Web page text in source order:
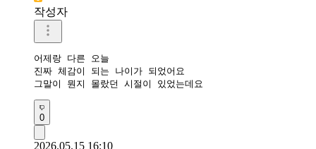
작성자
어제랑 다른 오늘
진짜 체감이 되는 나이가 되었어요
그말이 뭔지 몰랐던 시절이 있었는데요
0
2026.05.15 16:10